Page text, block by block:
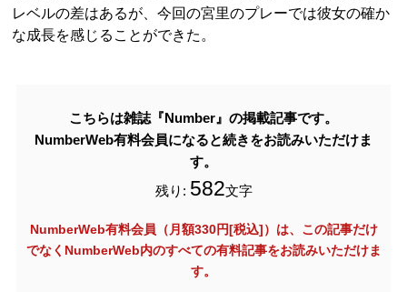
レベルの差はあるが、今回の宮里のプレーでは彼女の確か
な成長を感じることができた。
こちらは雑誌『Number』の掲載記事です。
NumberWeb有料会員になると続きをお読みいただけま
す。
残り: 582文字
NumberWeb有料会員（月額330円[税込]）は、この記事だけ
でなく NumberWeb内のすべての有料記事をお読みいただけま
す。